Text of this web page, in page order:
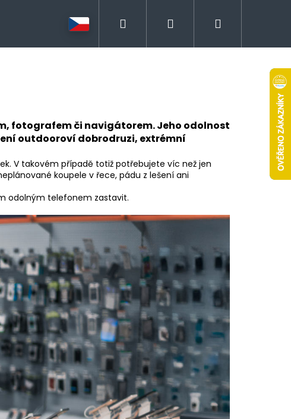
Přihlášení
fotografem či navigátorem. Jeho odolnost
outdooroví dobrodruzi, extrémní
V takovém případě totiž potřebujete víc než jen
koupele v řece, pádu z lešení ani
odolným telefonem zastavit.